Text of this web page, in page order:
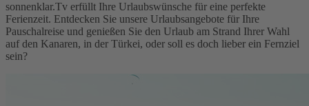
sonnenklar.Tv erfüllt Ihre Urlaubswünsche für eine perfekte
Ferienzeit. Entdecken Sie unsere Urlaubsangebote für Ihre
Pauschalreise und genießen Sie den Urlaub am Strand Ihrer Wahl
auf den Kanaren, in der Türkei, oder soll es doch lieber ein Fernziel
sein?